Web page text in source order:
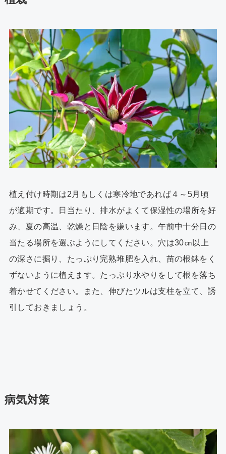
植え付け時期は2月もしくは寒冷地であれば４～5月頃
が適期です。日当たり、排水がよくて保湿性の場所を好
み、夏の高温、乾燥と日陰を嫌います。午前中十分日の
当たる場所を選ぶようにしてください。穴は30㎝以上
の深さに掘り、たっぷり完熟堆肥を入れ、苗の根鉢をく
ずないように植えます。たっぷり水やりをして根を落ち
着かせてください。また、伸びたツルは支柱を立て、誘
引しておきましょう。
病気対策